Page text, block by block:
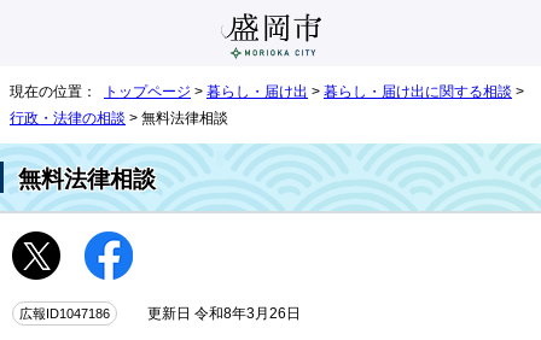
現在の位置： トップページ > 暮らし・届け出 > 暮らし・届け出に関する相談 >
行政・法律の相談 > 無料法律相談
無料法律相談
広報ID1047186 更新日 令和8年3月26日